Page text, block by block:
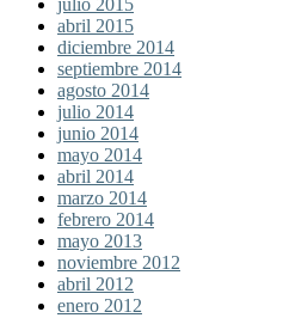
julio 2015
abril 2015
diciembre 2014
septiembre 2014
agosto 2014
julio 2014
junio 2014
mayo 2014
abril 2014
marzo 2014
febrero 2014
mayo 2013
noviembre 2012
abril 2012
enero 2012